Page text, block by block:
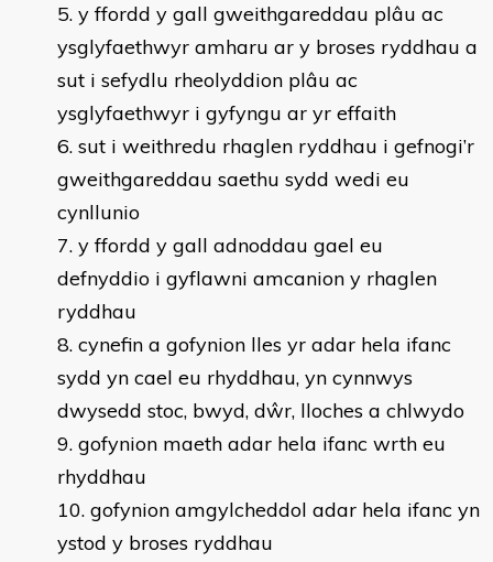
y ffordd y gall gweithgareddau plâu ac
ysglyfaethwyr amharu ar y broses ryddhau a
sut i sefydlu rheolyddion plâu ac
ysglyfaethwyr i gyfyngu ar yr effaith
sut i weithredu rhaglen ryddhau i gefnogi’r
gweithgareddau saethu sydd wedi eu
cynllunio
y ffordd y gall adnoddau gael eu
defnyddio i gyflawni amcanion y rhaglen
ryddhau
cynefin a gofynion lles yr adar hela ifanc
sydd yn cael eu rhyddhau, yn cynnwys
dwysedd stoc, bwyd, dŵr, lloches a chlwydo
gofynion maeth adar hela ifanc wrth eu
rhyddhau
gofynion amgylcheddol adar hela ifanc yn
ystod y broses ryddhau